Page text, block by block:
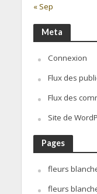
« Sep
Meta
Connexion
Flux des
Flux des
Site de
Pages
fleurs
fleurs